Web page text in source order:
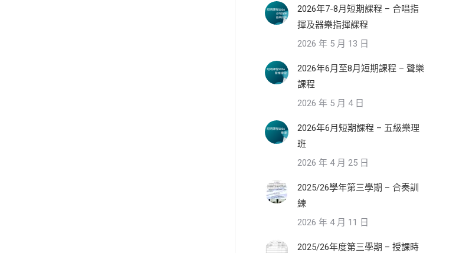
2026年7-8月短期課程 – 合唱指
揮及器樂指揮課程
2026 年 5 月 13 日
2026年6月至8月短期課程 – 聲樂
課程
2026 年 5 月 4 日
2026年6月短期課程 – 五級樂理
班
2026 年 4 月 25 日
2025/26學年第三學期 – 合奏訓
練
2026 年 4 月 11 日
2025/26年度第三學期 – 授課時